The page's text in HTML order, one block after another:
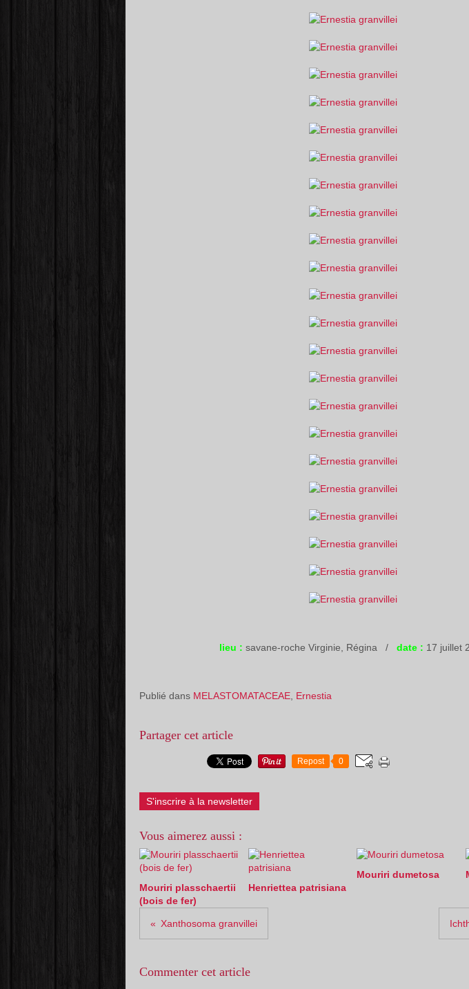
lieu : savane-roche Virginie, Régina / date : 17 juillet
Publié dans MELASTOMATACEAE Ernestia
Partager cet article
Repost 0
S'inscrire à la newsletter
Vous aimerez aussi :
Mouriri plasschaertii
(bois de fer)
Henriettea patrisiana
Mouriri dumetosa
Xanthosoma granvillei
Commenter cet article